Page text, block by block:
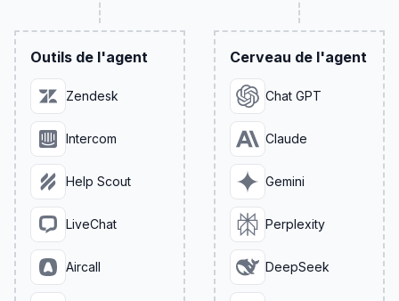
Outils de l'agent
Zendesk
Intercom
Help Scout
LiveChat
Aircall
Cerveau de l'agent
Chat GPT
Claude
Gemini
Perplexity
DeepSeek